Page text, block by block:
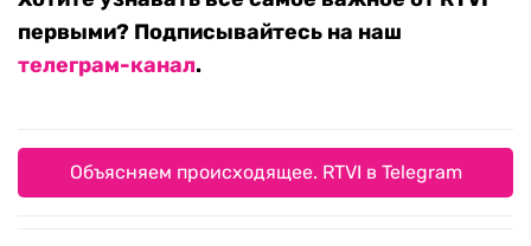
первыми? Подписывайтесь на наш
телеграм-канал.
Объясняем происходящее. RTVI в Telegram